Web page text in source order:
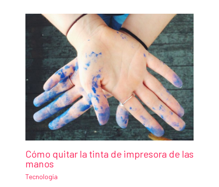
Cómo quitar la tinta de impresora de las
manos
Tecnología